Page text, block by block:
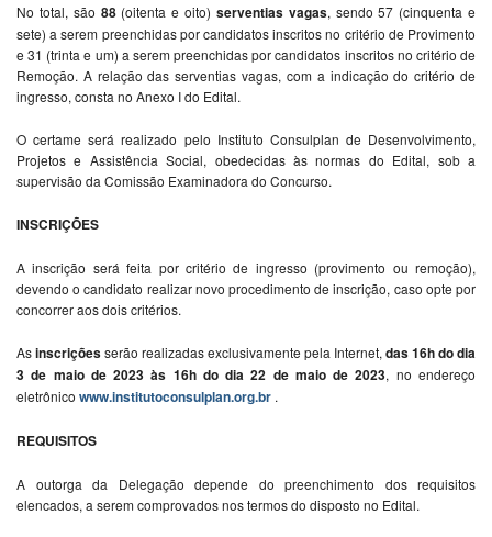
No total, são 88(oitenta e oito) serventias vagas, sendo 57 (cinquenta e
sete) a serem preenchidas por candidatos inscritos no critério de Provimento
e 31 (trinta e um) a serem preenchidas por candidatos inscritos no critério de
Remoção. A relação das serventias vagas, com a indicação do critério de
ingresso, consta no Anexo I do Edital.
O certame será realizado pelo Instituto Consulplan de Desenvolvimento,
Projetos e Assistência Social, obedecidas às normas do Edital, sob a
supervisão da Comissão Examinadora do Concurso.
INSCRIÇÕES
A inscrição será feita por critério de ingresso (provimento ou remoção),
devendo o candidato realizar novo procedimento de inscrição, caso opte por
concorrer aos dois critérios.
Asinscriçõesserão realizadas exclusivamente pela Internet, das 16h do dia
3 de maio de 2023 às 16h do dia 22 de maio de 2023, no endereço
eletrônico www.institutoconsulplan.org.br .
REQUISITOS
A outorga da Delegação depende do preenchimento dos requisitos
elencados, a serem comprovados nos termos do disposto no Edital.